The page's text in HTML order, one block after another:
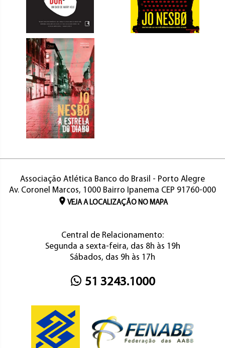
Associação Atlética Banco do Brasil - Porto Alegre
Av. Coronel Marcos, 1000 Bairro Ipanema CEP 91760-000
VEJA A LOCALIZAÇÃO NO MAPA
Central de Relacionamento:
Segunda a sexta-feira, das 8h às 19h
Sábados, das 9h às 17h
51 3243.1000